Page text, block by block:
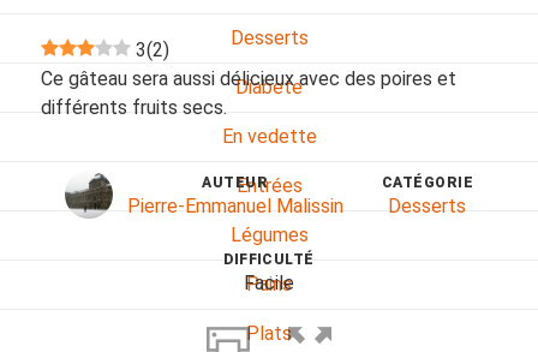
Desserts
Diabete
En vedette
Entrées
Légumes
Pains
Plats
3(2)
Ce gâteau sera aussi délicieux avec des poires et
différents fruits secs.
AUTEUR
Pierre-Emmanuel Malissin
CATÉGORIE
Desserts
DIFFICULTÉ
Facile